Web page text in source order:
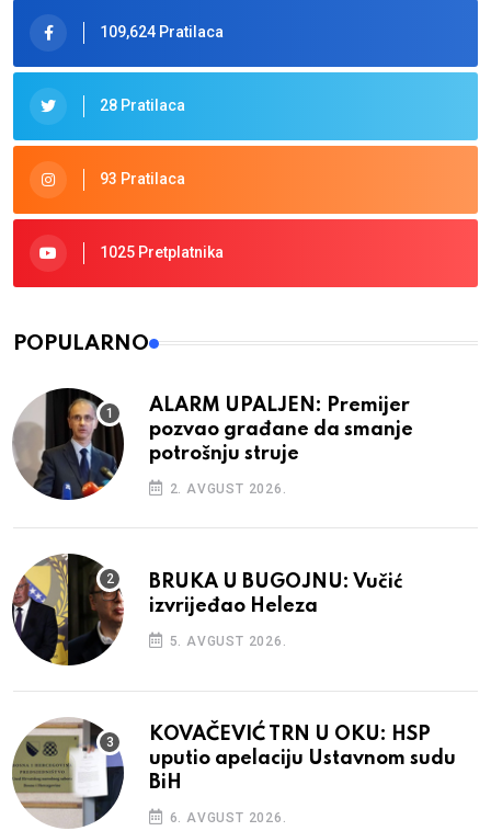
109,624 Pratilaca
28 Pratilaca
93 Pratilaca
1025 Pretplatnika
POPULARNO
ALARM UPALJEN: Premijer
pozvao građane da smanje
potrošnju struje
2. AVGUST 2026.
BRUKA U BUGOJNU: Vučić
izvrijeđao Heleza
5. AVGUST 2026.
KOVAČEVIĆ TRN U OKU: HSP
uputio apelaciju Ustavnom sudu
BiH
6. AVGUST 2026.